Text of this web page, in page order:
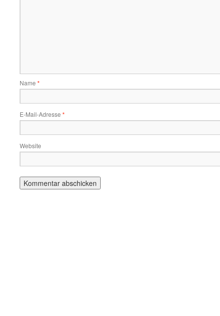
Name *
E-Mail-Adresse *
Website